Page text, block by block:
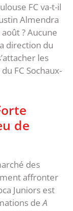
FC va-t-il
Almendra
? Aucune
direction du
les
FC Sochaux-
de
des
affronter
Juniors est
deA